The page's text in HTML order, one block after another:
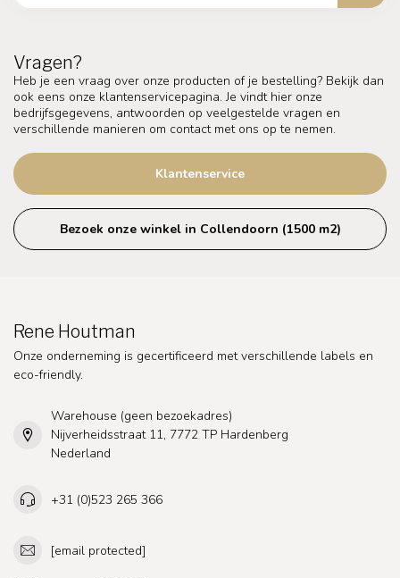
Vragen?
Heb je een vraag over onze producten of je bestelling? Bekijk dan
ook eens onze klantenservicepagina. Je vindt hier onze
bedrijfsgegevens, antwoorden op veelgestelde vragen en
verschillende manieren om contact met ons op te nemen.
Klantenservice
Bezoek onze winkel in Collendoorn (1500 m2)
Rene Houtman
Onze onderneming is gecertificeerd met verschillende labels en
eco-friendly.
Warehouse (geen bezoekadres)
Nijverheidsstraat 11, 7772 TP Hardenberg
Nederland
+31 (0)523 265 366
[email protected]